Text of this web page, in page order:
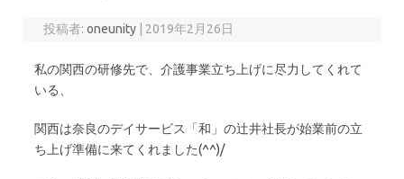
投稿者:oneunity 2019年2月26日
私の関西の研修先で、介護事業立ち上げに尽力してくれて
いる、
関西は奈良のデイサービス「和」の辻井社長が始業前の立
ち上げ準備に来てくれました(^^)/